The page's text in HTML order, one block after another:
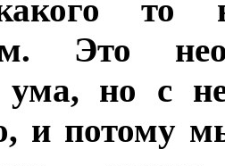
то
Это
но с
и потому